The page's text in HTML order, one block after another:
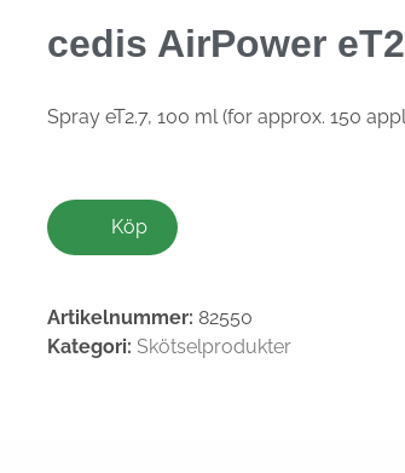
cedis AirPower
Spray eT2.7, 100 ml (for approx. 150
Köp
Artikelnummer: 82550
Kategori: Skötselprodukter